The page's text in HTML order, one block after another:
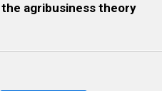
agribusiness theory